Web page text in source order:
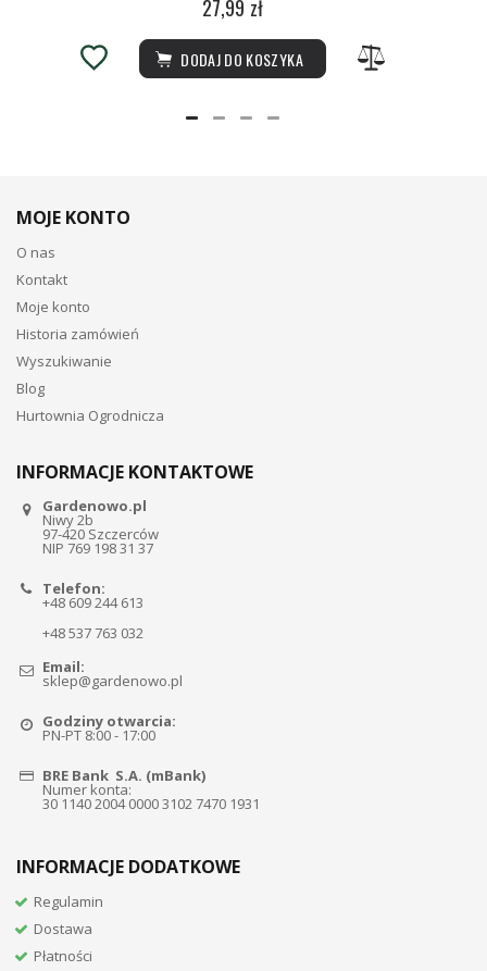
27,99 zł
DODAJ DO KOSZYKA
MOJE KONTO
O nas
Kontakt
Moje konto
Historia zamówień
Wyszukiwanie
Blog
Hurtownia Ogrodnicza
INFORMACJE KONTAKTOWE
Gardenowo.pl
Niwy 2b
97-420 Szczerców
NIP 769 198 31 37
Telefon:
+48 609 244 613
+48 537 763 032
Email:
sklep@gardenowo.pl
Godziny otwarcia:
PN-PT 8:00 - 17:00
BRE Bank S.A. (mBank)
Numer konta:
30 1140 2004 0000 3102 7470 1931
INFORMACJE DODATKOWE
Regulamin
Dostawa
Płatności